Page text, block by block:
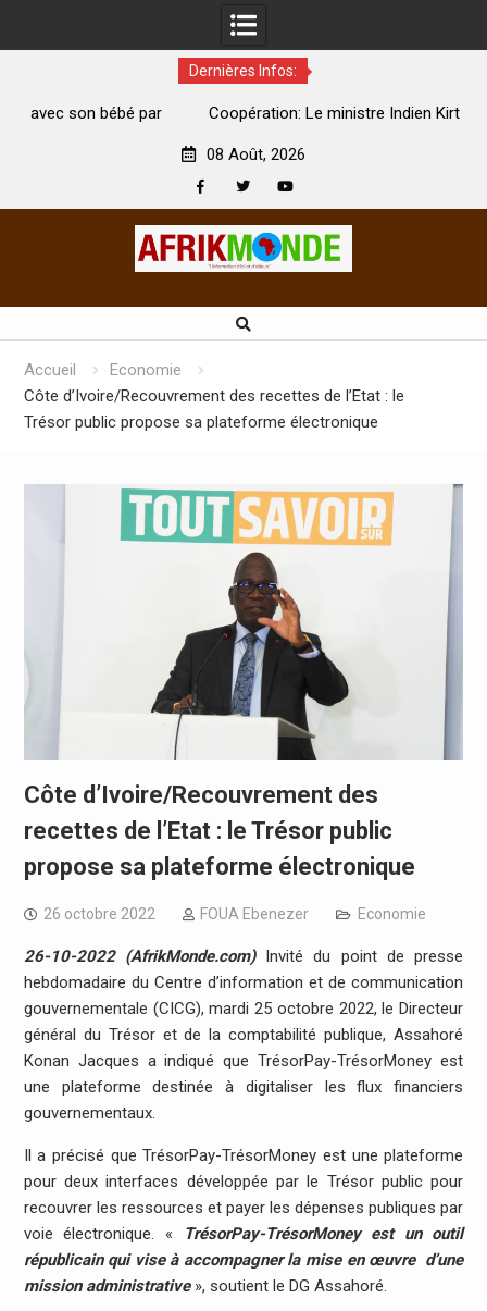
Dernières Infos:
Coopération: Le ministre Indien Kirti Vardhan Singh à
08 Août, 2026
Accueil
Economie
Côte d’Ivoire/Recouvrement des recettes de l’Etat : le
Trésor public propose sa plateforme électronique
Côte d’Ivoire/Recouvrement des
recettes de l’Etat : le Trésor public
propose sa plateforme électronique
26 octobre 2022 FOUA Ebenezer Economie
26-10-2022 (AfrikMonde.com) Invité du point de presse
hebdomadaire du Centre d’information et de communication
gouvernementale (CICG), mardi 25 octobre 2022, le Directeur
général du Trésor et de la comptabilité publique, Assahoré
Konan Jacques a indiqué que TrésorPay-TrésorMoney est
une plateforme destinée à digitaliser les flux financiers
gouvernementaux.
Il a précisé que TrésorPay-TrésorMoney est une plateforme
pour deux interfaces développée par le Trésor public pour
recouvrer les ressources et payer les dépenses publiques par
voie électronique. «
TrésorPay-TrésorMoney est un outil
républicain qui vise à accompagner la mise en œuvre d’une
mission administrative », soutient le DG Assahoré.